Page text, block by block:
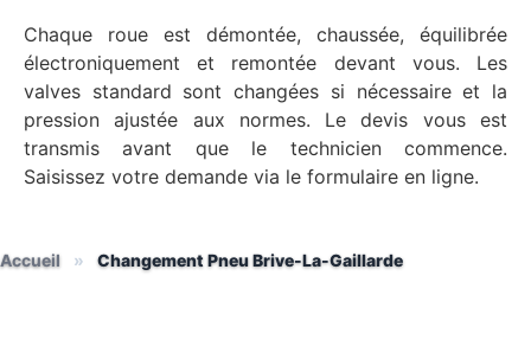
Chaque roue est démontée, chaussée, équilibrée
électroniquement et remontée devant vous. Les
valves standard sont changées si nécessaire et la
pression ajustée aux normes. Le devis vous est
transmis avant que le technicien commence.
Saisissez votre demande via le formulaire en ligne.
Accueil » Changement Pneu Brive-La-Gaillarde